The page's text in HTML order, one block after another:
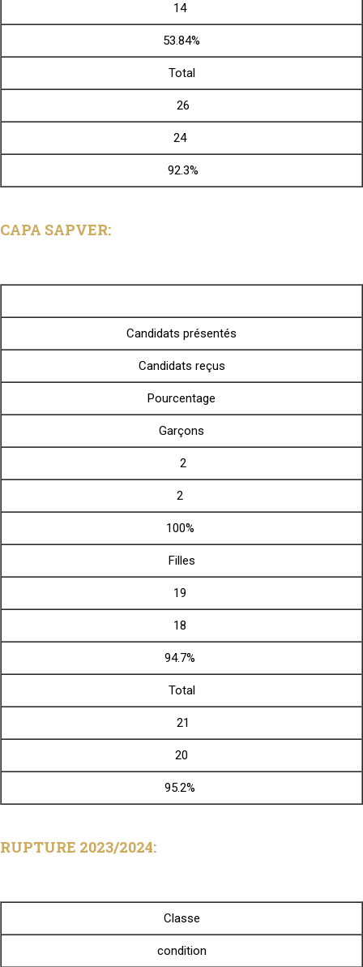
14
53.84%
Total
26
24
92.3%
CAPA SAPVER:
Candidats présentés
Candidats reçus
Pourcentage
Garçons
2
2
100%
Filles
19
18
94.7%
Total
21
20
95.2%
RUPTURE 2023/2024:
Classe
condition